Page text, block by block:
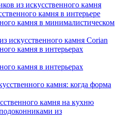
из искусственного камня
камня в интерьере
камня в минималистическом
искусственного камня Corian
камня в интерьерах
камня в интерьерах
камня: когда форма
камня на кухню
из